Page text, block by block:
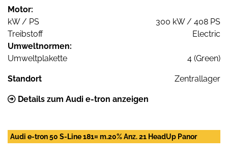
Motor:
kW / PS
300 kW / 408 PS
Treibstoff
Electric
Umweltnormen:
Umweltplakette
4 (Green)
Standort Zentrallager
Details zum Audi e-tron anzeigen
Audi e-tron 50 S-Line 181¤ m.20% Anz. 21 HeadUp Panor